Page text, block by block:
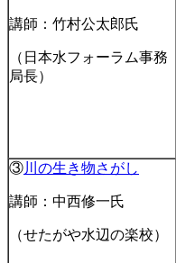
講師：竹村公太郎氏
（日本水フォーラム事務
局長）
③川の生き物さがし
講師：中西修一氏
（せたがや水辺の楽校）